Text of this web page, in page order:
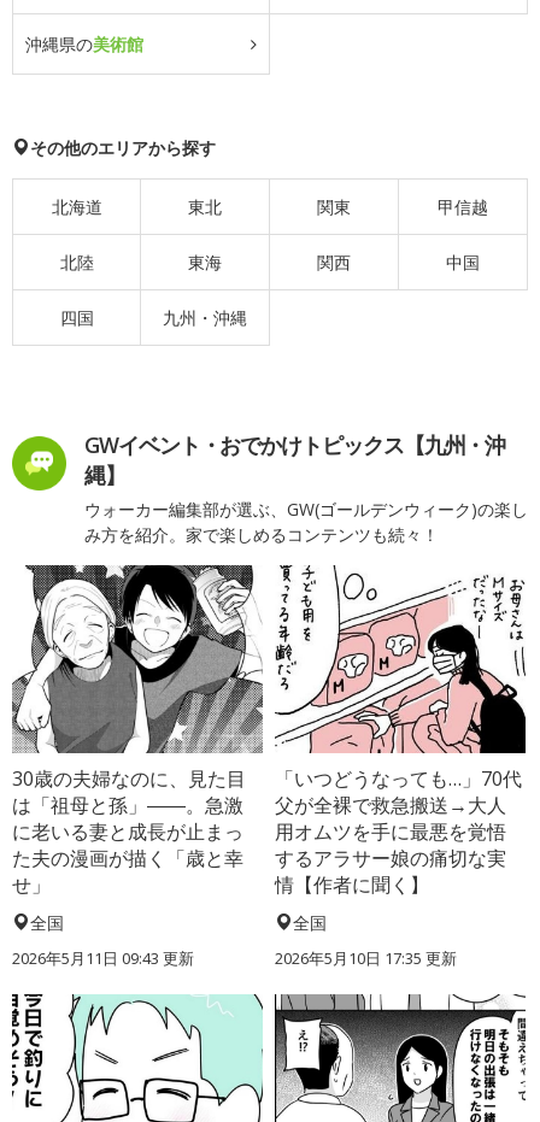
沖縄県の美術館
その他のエリアから探す
北海道 東北 関東 甲信越
北陸 東海 関西 中国
四国 九州・沖縄
GWイベント・おでかけトピックス【九州・沖
縄】
ウォーカー編集部が選ぶ、GW(ゴールデンウィーク)の楽し
み方を紹介。家で楽しめるコンテンツも続々！
30歳の夫婦なのに、見た目
は「祖母と孫」――。急激
に老いる妻と成長が止まっ
た夫の漫画が描く「歳と幸
せ」
全国
2026年5月11日 09:43 更新
「いつどうなっても…」70代
父が全裸で救急搬送→大人
用オムツを手に最悪を覚悟
するアラサー娘の痛切な実
情【作者に聞く】
全国
2026年5月10日 17:35 更新